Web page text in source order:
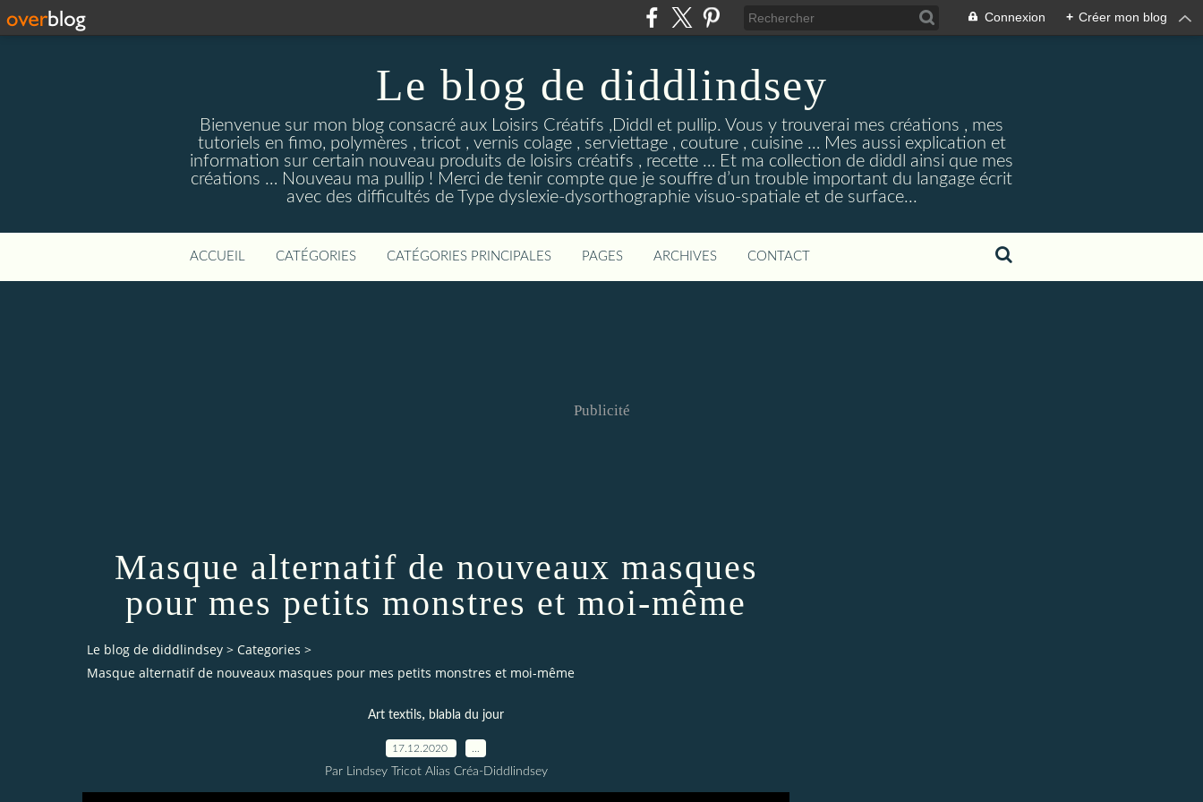
Connexion + Créer mon blog
Le blog de diddlindsey
Bienvenue sur mon blog consacré aux Loisirs Créatifs ,Diddl et pullip. Vous y trouverai mes créations , mes
tutoriels en fimo, polymères , tricot , vernis colage , serviettage , couture , cuisine … Mes aussi explication et
information sur certain nouveau produits de loisirs créatifs , recette … Et ma collection de diddl ainsi que mes
créations … Nouveau ma pullip ! Merci de tenir compte que je souffre d’un trouble important du langage écrit
avec des difficultés de Type dyslexie-dysorthographie visuo-spatiale et de surface...
ACCUEIL CATÉGORIES CATÉGORIES PRINCIPALES PAGES ARCHIVES CONTACT
Publicité
Masque alternatif de nouveaux masques
pour mes petits monstres et moi-même
Le blog de diddlindsey > Categories >
Masque alternatif de nouveaux masques pour mes petits monstres et moi-même
Art textils, blabla du jour
17.12.2020
Par Lindsey Tricot Alias Créa-Diddlindsey